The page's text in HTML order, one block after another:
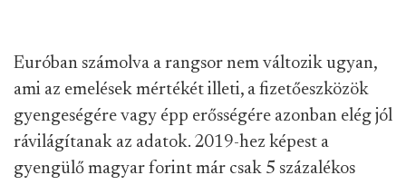
Euróban számolva a rangsor nem változik ugyan,
ami az emelések mértékét illeti, a fizetőeszközök
gyengeségére vagy épp erősségére azonban elég jól
rávilágítanak az adatok. 2019-hez képest a
gyengülő magyar forint már csak 5 százalékos